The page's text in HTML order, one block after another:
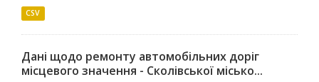
CSV
Дані щодо ремонту автомобільних доріг
місцевого значення - Сколівської місько...